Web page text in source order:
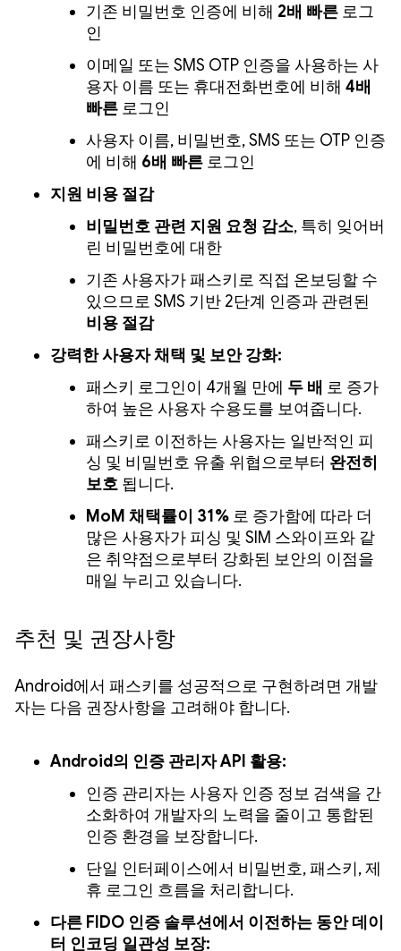
기존 비밀번호 인증에 비해 2배 빠른 로그
인
이메일 또는 SMS OTP 인증을 사용하는 사
용자 이름 또는 휴대전화번호에 비해 4배
빠른 로그인
사용자 이름, 비밀번호, SMS 또는 OTP 인증
에 비해 6배 빠른 로그인
지원 비용 절감
비밀번호 관련 지원 요청 감소, 특히 잊어버
린 비밀번호에 대한
기존 사용자가 패스키로 직접 온보딩할 수
있으므로 SMS 기반 2단계 인증과 관련된
비용 절감
강력한 사용자 채택 및 보안 강화:
패스키 로그인이 4개월 만에 두 배 로 증가
하여 높은 사용자 수용도를 보여줍니다.
패스키로 이전하는 사용자는 일반적인 피
싱 및 비밀번호 유출 위협으로부터 완전히
보호 됩니다.
MoM 채택률이 31% 로 증가함에 따라 더
많은 사용자가 피싱 및 SIM 스와이프와 같
은 취약점으로부터 강화된 보안의 이점을
매일 누리고 있습니다.
추천 및 권장사항
Android에서 패스키를 성공적으로 구현하려면 개발
자는 다음 권장사항을 고려해야 합니다.
Android의 인증 관리자 API 활용:
인증 관리자는 사용자 인증 정보 검색을 간
소화하여 개발자의 노력을 줄이고 통합된
인증 환경을 보장합니다.
단일 인터페이스에서 비밀번호, 패스키, 제
휴 로그인 흐름을 처리합니다.
다른 FIDO 인증 솔루션에서 이전하는 동안 데이
터 인코딩 일관성 보장: